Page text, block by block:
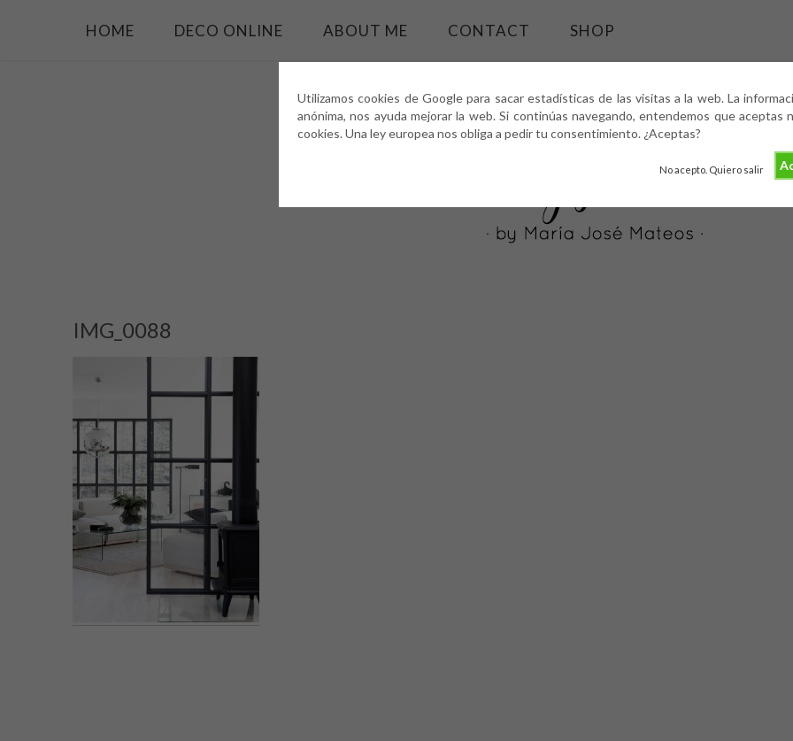
Utilizamos cookies de Google para sacar estadísticas de las visitas a la web. La
anónima, nos ayuda mejorar la web. Si continúas navegando, entendemos que aceptas
cookies. Una ley europea nos obliga a pedir tu consentimiento. ¿Aceptas?
No acepto. Quiero salir
HOME DECO ONLINE ABOUT ME CONTACT SHOP
IMG_0088